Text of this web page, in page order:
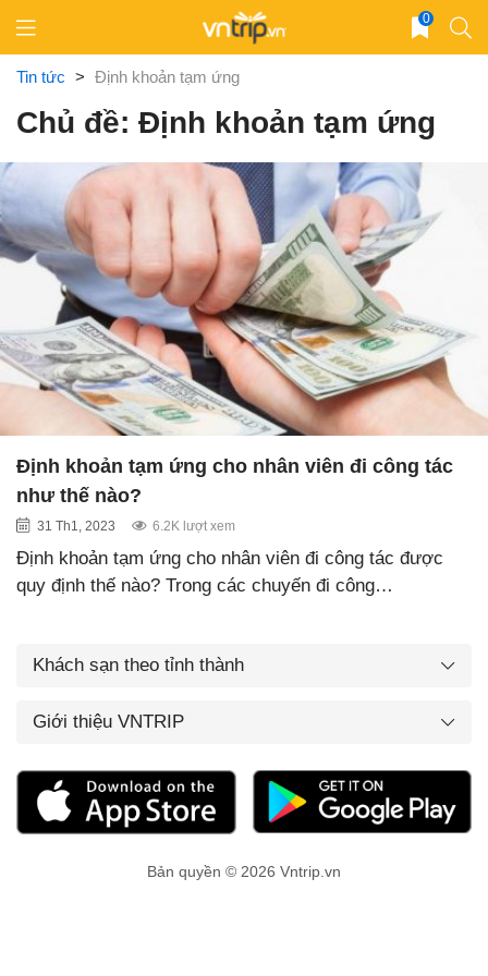
content
0
Tin tức > Định khoản tạm ứng
Chủ đề: Định khoản tạm ứng
Định khoản tạm ứng cho nhân viên đi công tác
như thế nào?
31 Th1, 2023 6.2K lượt xem
Định khoản tạm ứng cho nhân viên đi công tác được
quy định thế nào? Trong các chuyến đi công…
Khách sạn theo tỉnh thành
Giới thiệu VNTRIP
Bản quyền © 2026 Vntrip.vn